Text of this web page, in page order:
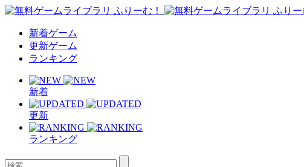
新着ゲーム
更新ゲーム
ランキング
新着
更新
ランキング